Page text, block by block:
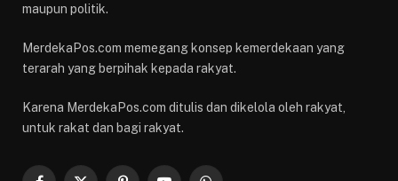
maupun politik.
MerdekaPos.com memegang konsep kemerdekaan yang
terarah yang berpihak kepada rakyat.
Karena MerdekaPos.com ditulis dan dikelola oleh rakyat,
untuk rakat dan bagi rakyat.